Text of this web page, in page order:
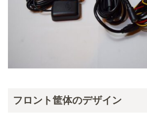
フロント筐体のデザイン